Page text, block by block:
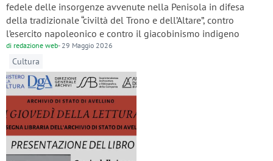
fedele delle insorgenze avvenute nella Penisola in difesa
della tradizionale “civiltà del Trono e dell’Altare”, contro
l’esercito napoleonico e contro il giacobinismo indigeno
di redazione web- 29 Maggio 2026
Cultura